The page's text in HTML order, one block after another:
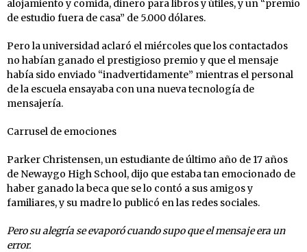
alojamiento y comida, dinero para libros y útiles, y un “premio
de estudio fuera de casa” de 5.000 dólares.
Pero la universidad aclaró el miércoles que los contactados
no habían ganado el prestigioso premio y que el mensaje
había sido enviado “inadvertidamente” mientras el personal
de la escuela ensayaba con una nueva tecnología de
mensajería.
Carrusel de emociones
Parker Christensen, un estudiante de último año de 17 años
de Newaygo High School, dijo que estaba tan emocionado de
haber ganado la beca que se lo contó a sus amigos y
familiares, y su madre lo publicó en las redes sociales.
Pero su alegría se evaporó cuando supo que el mensaje era un
error.